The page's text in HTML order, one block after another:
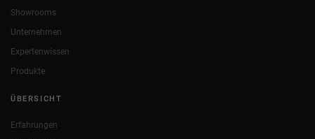
Showrooms
Unternehmen
Expertenwissen
Produkte
ÜBERSICHT
Erfahrungen